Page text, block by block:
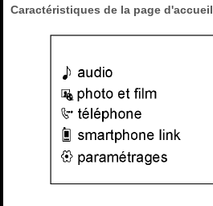
Caractéristiques de la page d'accueil